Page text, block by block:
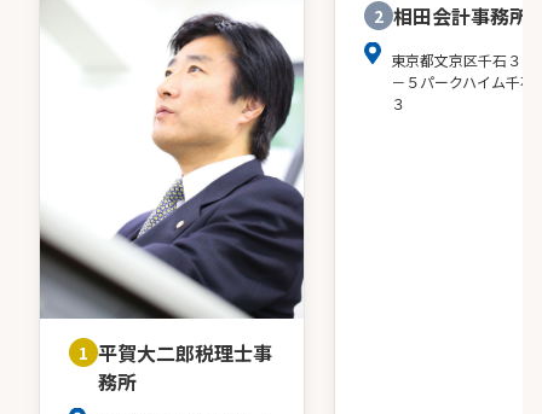
1 平賀大二郎税理士事
務所
2 相田会計事務所
東京都文京区千石３－
－５パークハイム千石
３